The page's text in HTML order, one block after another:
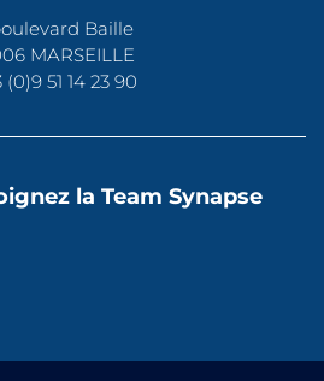
Baille
MARSEILLE
(0)9 51 14 23 90
la Team Synapse